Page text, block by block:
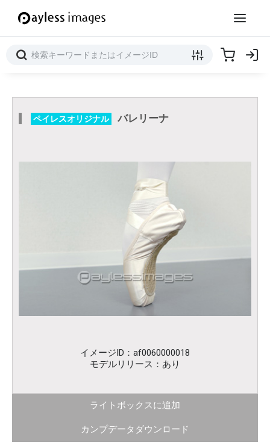
ペイレスオリジナル バレリーナ
イメージID：af0060000018
モデルリリース：あり
ライトボックスに追加
カンプデータダウンロード